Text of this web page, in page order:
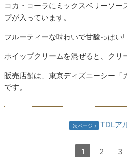
コカ・コーラにミックスベリーソー
プが入っています。
フルーティーな味わいで甘酸っぱい!
ホイップクリームを混ぜると、クリ
販売店舗は、東京ディズニーシー「
です。
次ページ TDLア
1 2 3